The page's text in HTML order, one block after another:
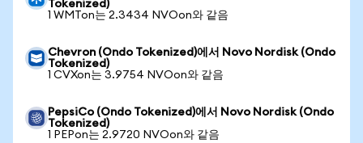
Tokenized)
1 WMTon는 2.3434 NVOon와 같음
Chevron (Ondo Tokenized)에서 Novo Nordisk (Ondo
Tokenized)
1 CVXon는 3.9754 NVOon와 같음
PepsiCo (Ondo Tokenized)에서 Novo Nordisk (Ondo
Tokenized)
1 PEPon는 2.9720 NVOon와 같음